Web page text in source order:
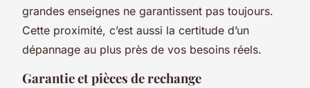
grandes enseignes ne garantissent pas toujours.
Cette proximité, c’est aussi la certitude d’un
dépannage au plus près de vos besoins réels.
Garantie et pièces de rechange